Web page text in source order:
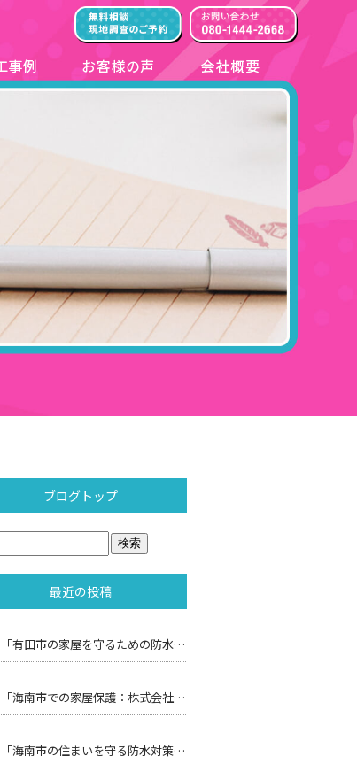
ブログトップ
最近の投稿
「有田市の家屋を守るための防水対策：株式会社水間の専門技術」
「海南市での家屋保護：株式会社水間による雨漏り防止と防水対策」
「海南市の住まいを守る防水対策：株式会社水間のプロフェッショナルサービス」